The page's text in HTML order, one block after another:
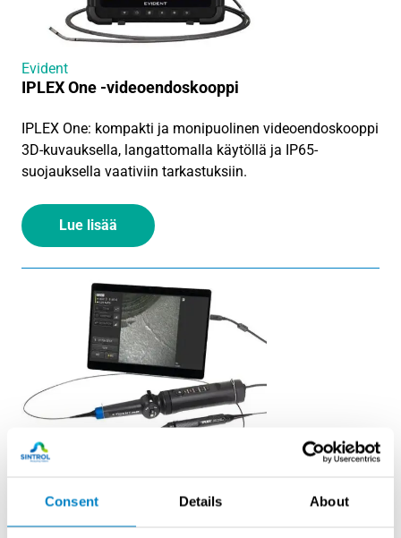
Consent Details About
Evident
IPLEX One -videoendoskooppi
IPLEX One: kompakti ja monipuolinen videoendoskooppi
3D-kuvauksella, langattomalla käytöllä ja IP65-
suojauksella vaativiin tarkastuksiin.
Lue lisää
Evident
IPLEX TX II -videoendoskooppi